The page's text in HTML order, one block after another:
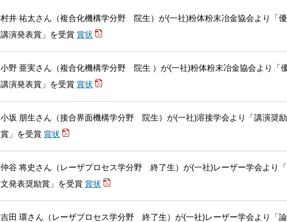
村井 祐太さん（複合化機構学分野 院生）が(一社)粉体粉末冶金協会より「
講演発表賞」を受賞 賞状
小野 亜実さん（複合化機構学分野 院生 ）が(一社)粉体粉末冶金協会より「
講演発表賞」を受賞 賞状
小坂 朋生さん（接合界面機構学分野 院生）が(一社)溶接学会より「講演奨励
賞」を受賞 賞状
仲谷 将史さん（レーザプロセス学分野 終了生）が(一社)レーザー学会より
文発表奨励賞」を受賞 賞状
吉田 環さん（レーザプロセス学分野 終了生）が(一社)レーザー学会より「